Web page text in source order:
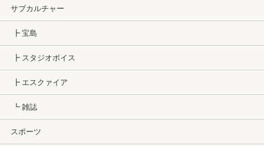
サブカルチャー
┣ 宝島
┣ スタジオボイス
┣ エスクァイア
┗ 雑誌
スポーツ